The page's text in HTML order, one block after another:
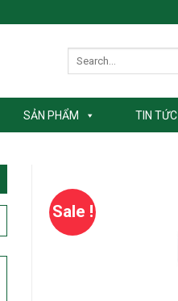
SẢN PHẨM TIN TỨC
Sale !